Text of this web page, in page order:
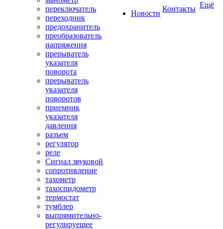
переключатель
переходник
предохранитель
преобразователь
напряжения
прерыватель
указателя
поворота
прерыватель
указателя
поворотов
приемник
указателя
давления
разъем
регулятор
реле
Сигнал звуковой
сопротивление
тахометр
тахоспидометр
термостат
тумблер
выпрямительно-
регулируещее
Новости
Контакты Ещё